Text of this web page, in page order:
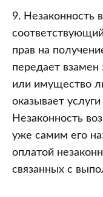
9. Незаконность
прав на
передает
или имущество
оказывает
Незаконность
уже самим его
оплатой
связанных с